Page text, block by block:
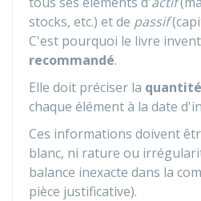
stocks, etc.) et de passif
C'est pourquoi le livre
recommandé.
Elle doit préciser la quantité
chaque élément à la date
Ces informations doivent
blanc, ni rature ou
balance inexacte dans la
pièce justificative).